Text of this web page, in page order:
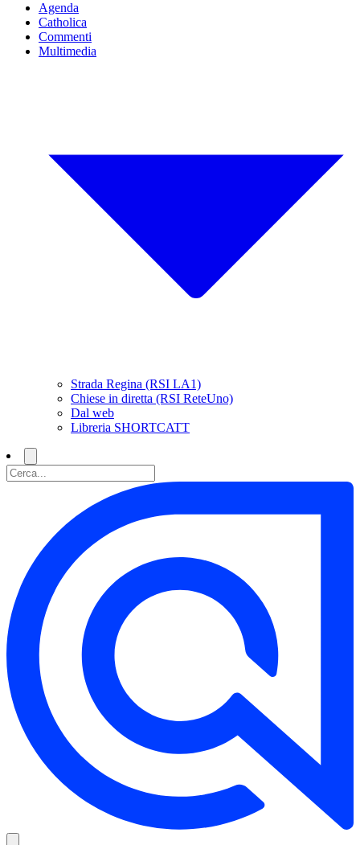
Agenda
Catholica
Commenti
Multimedia
Strada Regina (RSI LA1)
Chiese in diretta (RSI ReteUno)
Dal web
Libreria SHORTCATT